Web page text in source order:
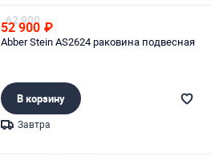
62 900
52 900 ₽
Abber Stein AS2624 раковина подвесная
В корзину
Завтра